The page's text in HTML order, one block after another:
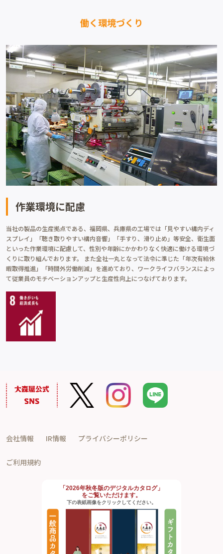
働く環境づくり
作業環境に配慮
当社の製品の生産拠点である、福岡県、兵庫県の工場では「見やすい構内ディ
スプレイ」「聴き取りやすい構内音響」「手すり、滑り止め」等安全、衛生面
といった作業環境に配慮して、性別や年齢にかかわりなく快適に働ける環境づ
くりに取り組んでおります。 また全社一丸となって法令に準じた「年次有給休
暇取得推進」「時間外労働削減」を進めており、ワークライフバランスによっ
て従業員のモチベーションアップと生産性向上につなげております。
会社情報 IR情報 プライバシーポリシー
ご利用規約
「2026年秋冬版のデジタルカタログ」
をご覧いただけます。
下の表紙画像をクリックしてください。